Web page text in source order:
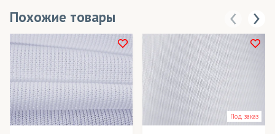
Похожие товары
Под заказ